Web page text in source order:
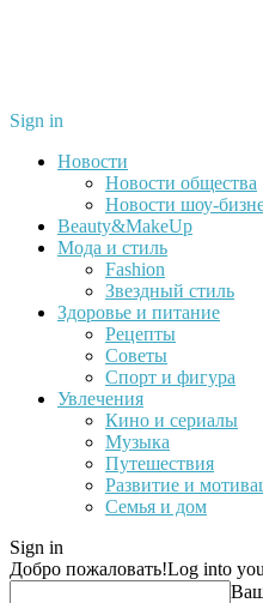
Sign in
Новости
Новости общества
Новости шоу-
Beauty&MakeUp
Мода и стиль
Fashion
Звездный стиль
Здоровье и питание
Рецепты
Советы
Спорт и фигура
Увлечения
Кино и сериалы
Музыка
Путешествия
Развитие и
Семья и дом
Sign in
Добро пожаловать!Log into